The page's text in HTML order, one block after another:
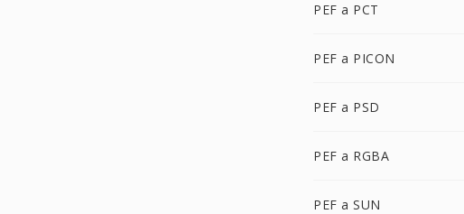
PEF a PCT
PEF a PICON
PEF a PSD
PEF a RGBA
PEF a SUN